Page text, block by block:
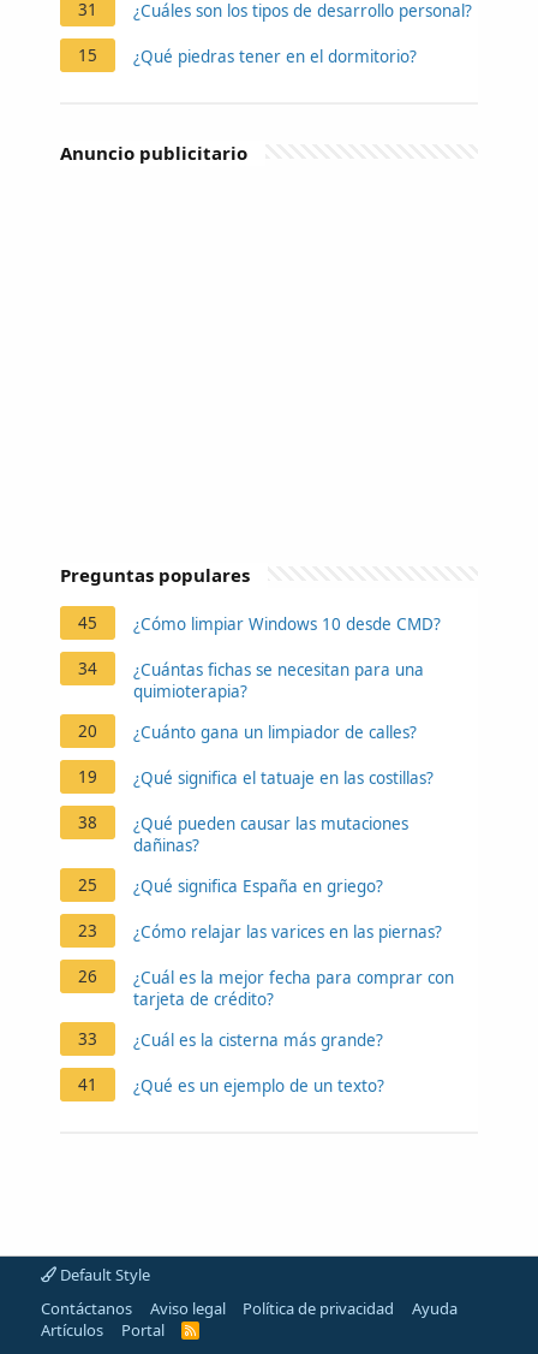
31 ¿Cuáles son los tipos de desarrollo personal?
15 ¿Qué piedras tener en el dormitorio?
Anuncio publicitario
Preguntas populares
45 ¿Cómo limpiar Windows 10 desde CMD?
34
¿Cuántas fichas se necesitan para una
quimioterapia?
20
¿Cuánto gana un limpiador de calles?
19 ¿Qué significa el tatuaje en las costillas?
38
¿Qué pueden causar las mutaciones
dañinas?
25
¿Qué significa España en griego?
23 ¿Cómo relajar las varices en las piernas?
26
¿Cuál es la mejor fecha para comprar con
tarjeta de crédito?
33
¿Cuál es la cisterna más grande?
41 ¿Qué es un ejemplo de un texto?
Default Style
Contáctanos
Aviso legal Política de privacidad
Ayuda
Artículos
Portal
R